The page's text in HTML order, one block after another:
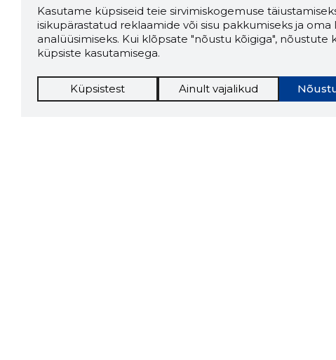
Kasutame küpsiseid teie sirvimiskogemuse
isikupärastatud reklaamide või sisu pakkumiseks ja oma
analüüsimiseks. Kui klõpsate "nõustu kõigiga", nõustute
küpsiste kasutamisega.
Küpsistest Ainult vajalikud